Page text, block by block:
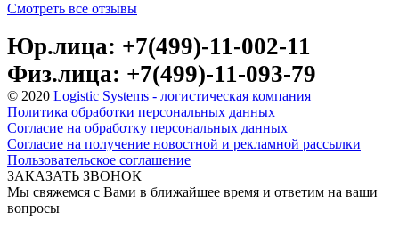
Смотреть все отзывы
Юр.лица: +7(499)-11-002-11
Физ.лица: +7(499)-11-093-79
© 2020 Logistic Systems - логистическая компания
Политика обработки персональных данных
Согласие на обработку персональных данных
Согласие на получение новостной и рекламной рассылки
Пользовательское соглашение
ЗАКАЗАТЬ ЗВОНОК
Мы свяжемся с Вами в ближайшее время и ответим на ваши
вопросы